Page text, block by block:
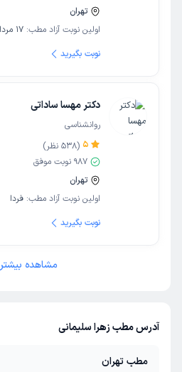
تهران
اولین نوبت آزاد مطب: 17 مرداد 1405
نوبت بگیرید
دکتر مهسا ساداتی
روانشناسی
5
(
538 نظر)
987 نوبت موفق
تهران
اولین نوبت آزاد مطب: فردا
نوبت بگیرید
مشاهده بیشتر
آدرس مطب زهرا سلیمانی
مطب تهران